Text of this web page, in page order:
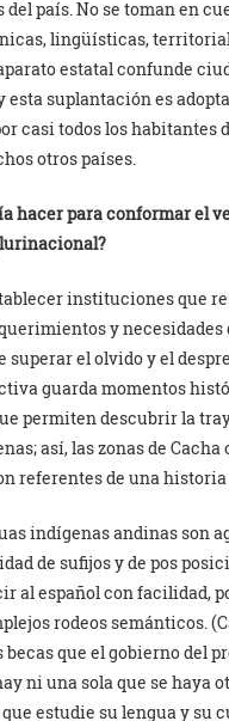
del país. No se toman en
lingüísticas,
estatal confunde
suplantación es
casi todos los habitantes
otros países.
hacer para conformar el
instituciones que
y necesidades
superar el olvido y el
guarda momentos
permiten descubrir la
así, las zonas de Cacha
referentes de una historia
indígenas andinas son
de sufijos y de pos
al español con facilidad,
rodeos semánticos.
becas que el gobierno del
ni una sola que se haya
estudie su lengua y su